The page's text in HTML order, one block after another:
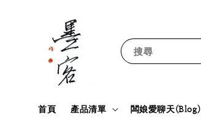
搜尋
首頁 產品清單 闆娘愛聊天(Blog)